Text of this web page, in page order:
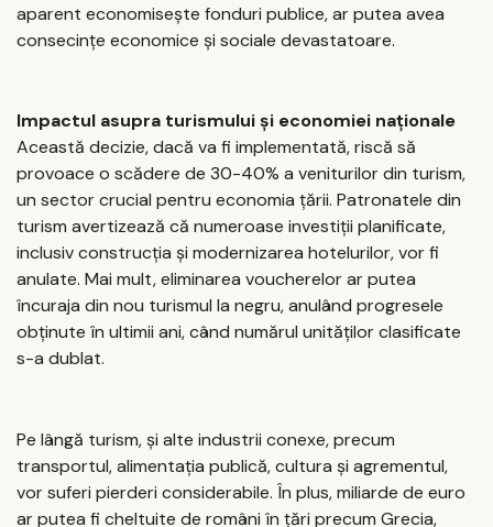
aparent economisește fonduri publice, ar putea avea
consecințe economice și sociale devastatoare.
Impactul asupra turismului și economiei naționale
Această decizie, dacă va fi implementată, riscă să
provoace o scădere de 30-40% a veniturilor din turism,
un sector crucial pentru economia țării. Patronatele din
turism avertizează că numeroase investiții planificate,
inclusiv construcția și modernizarea hotelurilor, vor fi
anulate. Mai mult, eliminarea voucherelor ar putea
încuraja din nou turismul la negru, anulând progresele
obținute în ultimii ani, când numărul unităților clasificate
s-a dublat.
Pe lângă turism, și alte industrii conexe, precum
transportul, alimentația publică, cultura și agrementul,
vor suferi pierderi considerabile. În plus, miliarde de euro
ar putea fi cheltuite de români în țări precum Grecia,